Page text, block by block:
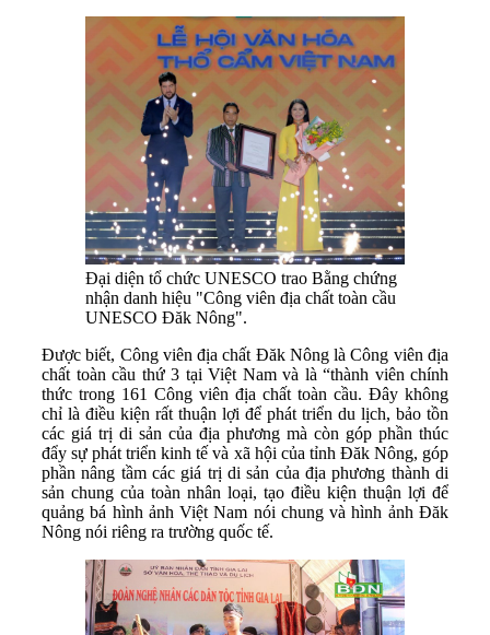
Đại diện tổ chức UNESCO trao Bằng chứng
nhận danh hiệu "Công viên địa chất toàn cầu
UNESCO Đăk Nông".
Được biết, Công viên địa chất Đăk Nông là Công viên địa
chất toàn cầu thứ 3 tại Việt Nam và là “thành viên chính
thức trong 161 Công viên địa chất toàn cầu. Đây không
chỉ là điều kiện rất thuận lợi để phát triển du lịch, bảo tồn
các giá trị di sản của địa phương mà còn góp phần thúc
đẩy sự phát triển kinh tế và xã hội của tỉnh Đăk Nông, góp
phần nâng tầm các giá trị di sản của địa phương thành di
sản chung của toàn nhân loại, tạo điều kiện thuận lợi để
quảng bá hình ảnh Việt Nam nói chung và hình ảnh Đăk
Nông nói riêng ra trường quốc tế.